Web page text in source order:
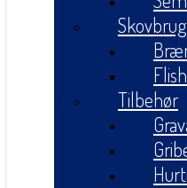
Skovbrug
Tilbehør